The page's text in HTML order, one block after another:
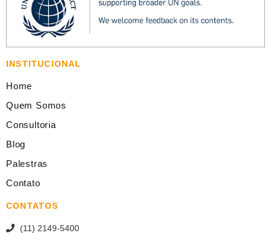
INSTITUCIONAL
Home
Quem Somos
Consultoria
Blog
Palestras
Contato
CONTATOS
(11) 2149-5400